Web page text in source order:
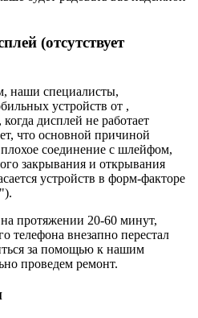
(отсутствует
наши специалисты,
устройств от ,
дисплей не работает
что основной причиной
соединение с шлейфом,
закрывания и открывания
устройств в форм-факторе
протяжении 20-60 минут,
телефона внезапно перестал
за помощью к нашим
проведем ремонт.